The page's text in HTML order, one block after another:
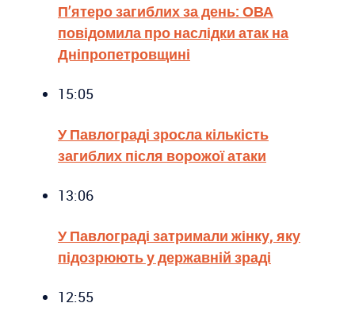
П’ятеро загиблих за день: ОВА
повідомила про наслідки атак на
Дніпропетровщині
15:05
У Павлограді зросла кількість
загиблих після ворожої атаки
13:06
У Павлограді затримали жінку, яку
підозрюють у державній зраді
12:55